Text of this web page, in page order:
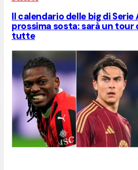
Il calendario delle big di Serie
prossima sosta: sarà un tour
tutte